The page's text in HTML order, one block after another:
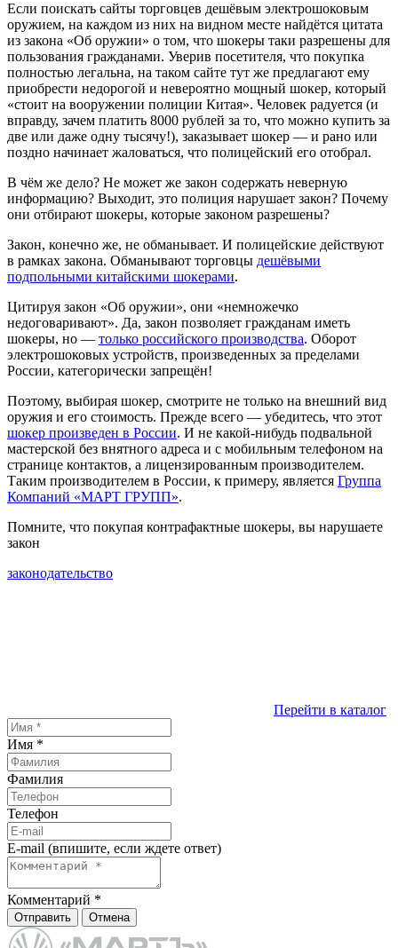
Если поискать сайты торговцев дешёвым электрошоковым
оружием, на каждом из них на видном месте найдётся цитата
из закона «Об оружии» о том, что шокеры таки разрешены для
пользования гражданами. Уверив посетителя, что покупка
полностью легальна, на таком сайте тут же предлагают ему
приобрести недорогой и невероятно мощный шокер, который
«стоит на вооружении полиции Китая». Человек радуется (и
вправду, зачем платить 8000 рублей за то, что можно купить за
две или даже одну тысячу!), заказывает шокер — и рано или
поздно начинает жаловаться, что полицейский его отобрал.
В чём же дело? Не может же закон содержать неверную
информацию? Выходит, это полиция нарушает закон? Почему
они отбирают шокеры, которые законом разрешены?
Закон, конечно же, не обманывает. И полицейские действуют
в рамках закона. Обманывают торговцы дешёвыми
подпольными китайскими шокерами.
Цитируя закон «Об оружии», они «немножечко
недоговаривают». Да, закон позволяет гражданам иметь
шокеры, но — только российского производства. Оборот
электрошоковых устройств, произведенных за пределами
России, категорически запрещён!
Поэтому, выбирая шокер, смотрите не только на внешний вид
оружия и его стоимость. Прежде всего — убедитесь, что этот
шокер произведен в России. И не какой-нибудь подвальной
мастерской без внятного адреса и с мобильным телефоном на
странице контактов, а лицензированным производителем.
Таким производителем в России, к примеру, является Группа
Компаний «МАРТ ГРУПП».
Помните, что покупая контрафактные шокеры, вы нарушаете
закон
законодательство
Перейти в каталог
Имя *
Фамилия
Телефон
E-mail (впишите, если ждете ответ)
Комментарий *
Отправить Отмена